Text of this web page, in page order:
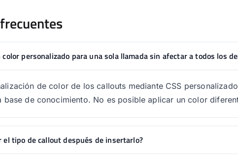
color personalizado para una sola llamada sin afectar a todos los
de color de los callouts mediante CSS
base de conocimiento. No es posible aplicar un color
el tipo de callout después de insertarlo?